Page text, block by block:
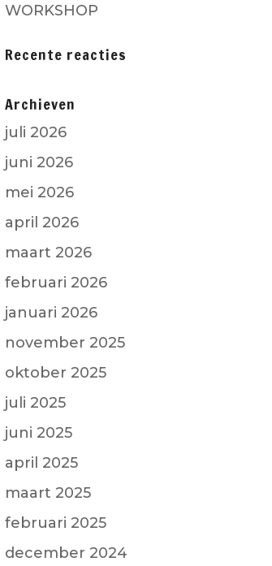
WORKSHOP
Recente reacties
Archieven
juli 2026
juni 2026
mei 2026
april 2026
maart 2026
februari 2026
januari 2026
november 2025
oktober 2025
juli 2025
juni 2025
april 2025
maart 2025
februari 2025
december 2024